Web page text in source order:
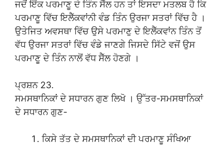
ਜਦੋਂ ਇੱਕ ਪਰਮਾਣੂ ਦੇ ਤਿੰਨ ਸੈੱਲ ਹਨ ਤਾਂ ਇਸਦਾ ਮਤਲਬ ਹੈ ਕਿ
ਪਰਮਾਣੂ ਵਿੱਚ ਇਲੈੱਕਵਾਂਨੀ ਵੰਡ ਤਿੰਨ ਉਰਜਾ ਸਤਰਾਂ ਵਿੱਚ ਹੈ ।
ਉਤੇਜਿਤ ਅਵਸਥਾ ਵਿੱਚ ਉਸੇ ਪਰਮਾਣੁ ਦੇ ਇਲੈੱਕਵਾਂਨ ਤਿੰਨ ਤੋਂ
ਵੱਧ ਉਰਜਾ ਸਤਰਾਂ ਵਿੱਚ ਵੰਡੇ ਜਾਣਗੇ ਜਿਸਦੇ ਸਿੱਟੇ ਵਜੋਂ ਉਸ
ਪਰਮਾਣੂ ਦੇ ਤਿੰਨ ਨਾਲੋਂ ਵੱਧ ਸੈੱਲ ਹੋਣਗੇ ।
ਪ੍ਰਸ਼ਨ 23.
ਸਮਸਥਾਨਿਕਾਂ ਦੇ ਸਧਾਰਨ ਗੁਣ ਲਿਖੋ । ਉੱਤਰ-ਸਮਸਥਾਨਿਕਾਂ
ਦੇ ਸਧਾਰਨ ਗੁਣ-
ਕਿਸੇ ਤੱਤ ਦੇ ਸਮਸਥਾਨਿਕਾਂ ਦੀ ਪਰਮਾਣੂ ਸੰਖਿਆ